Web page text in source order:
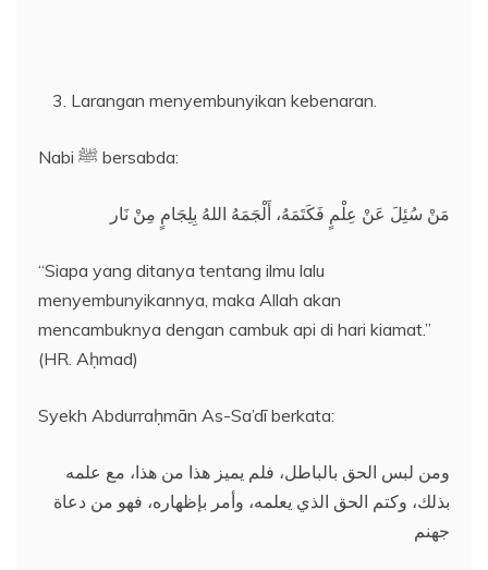
Larangan menyembunyikan kebenaran.
Nabi ﷺ bersabda:
مَنْ سُئِلَ عَنْ عِلْمٍ فَكَتَمَهُ، أَلْجَمَهُ اللهُ بِلِجَامٍ مِنْ نَار
“Siapa yang ditanya tentang ilmu lalu
menyembunyikannya, maka Allah akan
mencambuknya dengan cambuk api di hari kiamat.”
(HR. Aḥmad)
Syekh Abdurraḥmān As-Sa’dī berkata:
ومن لبس الحق بالباطل، فلم يميز هذا من هذا، مع علمه
بذلك، وكتم الحق الذي يعلمه، وأمر بإظهاره، فهو من دعاة
جهنم